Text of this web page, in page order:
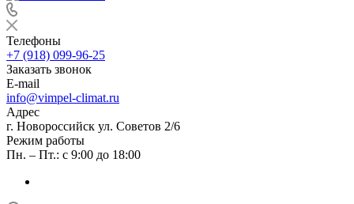
Телефоны
+7 (918) 099-96-25
Заказать звонок
E-mail
info@vimpel-climat.ru
Адрес
г. Новороссийск ул. Советов 2/6
Режим работы
Пн. – Пт.: с 9:00 до 18:00